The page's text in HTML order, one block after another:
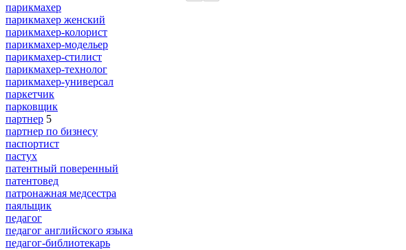
парикмахер
парикмахер женский
парикмахер-колорист
парикмахер-модельер
парикмахер-стилист
парикмахер-технолог
парикмахер-универсал
паркетчик
парковщик
партнер 5
партнер по бизнесу
паспортист
пастух
патентный поверенный
патентовед
патронажная медсестра
паяльщик
педагог
педагог английского языка
педагог-библиотекарь